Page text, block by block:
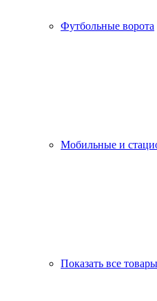
Футбольные ворота
Мобильные и
Показать все товары